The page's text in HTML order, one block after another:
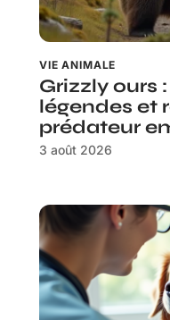
VIE ANIMALE
Grizzly ours
légendes et
prédateur
3 août 2026